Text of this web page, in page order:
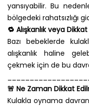
yansıyabilir. Bu
bölgedeki rahatsızlığı
🔁 Alışkanlık veya
Bazı bebeklerde
alışkanlık haline
çekmek için de bu
🚨 Ne Zaman Dikkat
Kulakla oynama